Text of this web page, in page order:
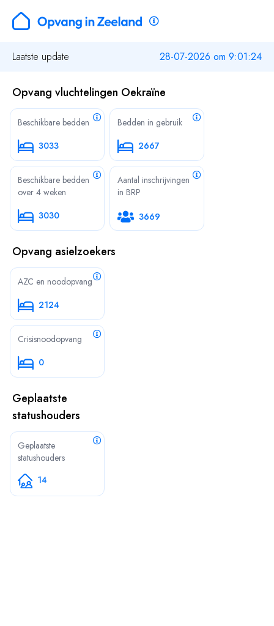
Laatste update 28-07-2026 om 9:01:24
Opvang vluchtelingen Oekraïne
Beschikbare bedden
3033
Bedden in gebruik
2667
Beschikbare bedden
over 4 weken
3030
Aantal inschrijvingen
in BRP
3669
Opvang asielzoekers
AZC en noodopvang
2124
Crisisnoodopvang
0
Geplaatste
statushouders
Geplaatste
statushouders
14